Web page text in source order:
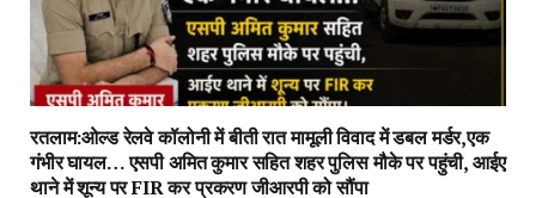
रतलाम:ओल्ड रेलवे कॉलोनी में बीती रात मामूली विवाद में डबल मर्डर,एक
गंभीर घायल… एसपी अमित कुमार सहित शहर पुलिस मौके पर पहुंची, आईए
थाने में शून्य पर FIR कर प्रकरण जीआरपी को सौंपा